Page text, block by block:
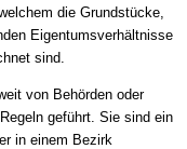
die Grundstücke,
Eigentumsverhältnisse
sind.
von Behörden oder
geführt. Sie sind ein
in einem Bezirk